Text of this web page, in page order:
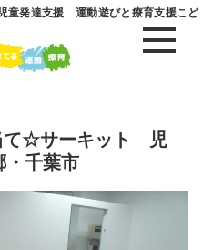
童発達支援 運動遊びと療育支援こど
て☆サーキット 児
・千葉市